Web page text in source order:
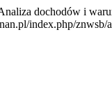
dochodów i
index.php/znwsb/